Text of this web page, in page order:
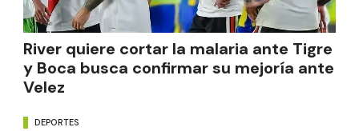
River quiere cortar la malaria ante Tigre
y Boca busca confirmar su mejoría ante
Velez
DEPORTES